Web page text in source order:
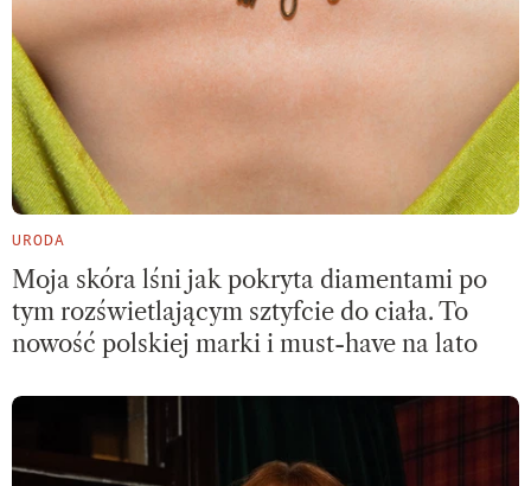
URODA
Moja skóra lśni jak pokryta diamentami po
tym rozświetlającym sztyfcie do ciała. To
nowość polskiej marki i must-have na lato